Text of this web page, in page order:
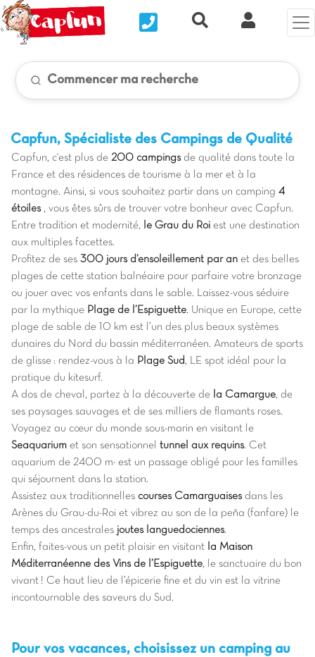
Nous contacterRecherche rapide
Mon
Commencer ma recherche
Capfun, Spécialiste des Campings de Qualité
Capfun, c'est plus de 200 campingsde qualité dans toute la
France et des résidences de tourisme à la mer et à la
montagne. Ainsi, si vous souhaitez partir dans un camping 4
étoiles, vous êtes sûrs de trouver votre bonheur avec Capfun.
Entre tradition et modernité,
le Grau du Roi est une destination
aux multiples facettes.
Profitez de ses 300 jours d’ensoleillement par an et des belles
plages de cette station balnéaire pour parfaire votre bronzage
ou jouer avec vos enfants dans le sable. Laissez-vous séduire
par la mythique Plage de l’Espiguette. Unique en Europe, cette
plage de sable de 10 km est l’un des plus beaux systèmes
dunaires du Nord du bassin méditerranéen. Amateurs de sports
de glisse : rendez-vous à la Plage Sud , LE spot idéal pour la
pratique du kitesurf.
A dos de cheval, partez à la découverte de la Camargue, de
ses paysages sauvages et de ses milliers de flamants roses.
Voyagez au cœur du monde sous-marin en visitant le
Seaquarium et son sensationnel tunnel aux requins. Cet
aquarium de 2400 m² est un passage obligé pour les familles
qui séjournent dans la station.
Assistez aux traditionnelles courses Camarguaisesdans les
Arènes du Grau-du-Roi et vibrez au son de la peña (fanfare) le
temps des ancestrales joutes languedociennes.
Enfin, faites-vous un petit plaisir en visitant la Maison
Méditerranéenne des Vins de l’Espiguette, le sanctuaire du bon
vivant ! Ce haut lieu de l’épicerie fine et du vin est la vitrine
incontournable des saveurs du Sud.
Pour vos vacances, choisissez un camping au